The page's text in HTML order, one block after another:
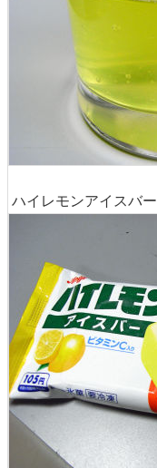
ハイレモンアイスバー